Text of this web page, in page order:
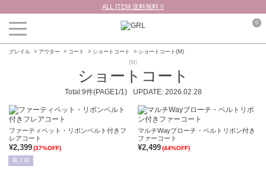
ALL ITEM 送料無料 !!
0
グレイル アウター コート ショートコート ショートコート(M)
ショートコート
(M)
Total:9件(PAGE1/1) UPDATE: 2026.02.28
ファーティペット・リボンベルト付きフ
レアコート
¥2,399(37%OFF)
再入荷
マルチWayブローチ・ベルトリボン付き
ファーコート
¥2,499(44%OFF)